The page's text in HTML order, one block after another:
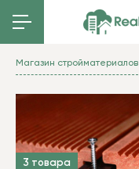
Магазин стройматериалов
3 товара